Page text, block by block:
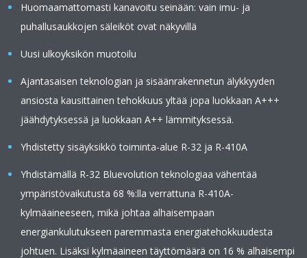
Huomaamattomasti kanavoitu seinään: vain imu- ja
puhallusaukkojen säleiköt ovat näkyvillä
Uusi ulkoyksikön muotoilu
Ajantasaisen teknologian ja sisäänrakennetun älykkyyden
ansiosta kausittainen tehokkuus yltää jopa luokkaan A+++
jäähdytyksessä ja luokkaan A++ lämmityksessä.
Yhdistetty sisäyksikkö toiminta-alue R-32 ja R-410A
Yhdistämällä R-32 Bluevolution teknologiaa vähentää
ympäristövaikutusta 68 %:lla verrattuna R-410A-
kylmäaineeseen, mikä johtaa alhaisempaan
energiankulutukseen paremmasta energiatehokkuudesta
johtuen. Lisäksi kylmäaineen täyttömäärä on 16 % alhaisempi